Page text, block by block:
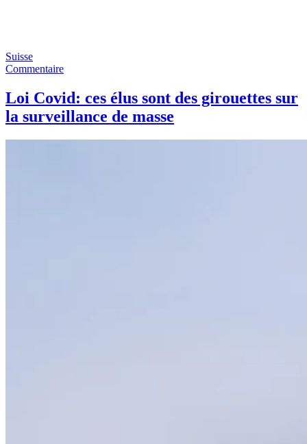
Suisse
Commentaire
Loi Covid: ces élus sont des girouettes sur
la surveillance de masse